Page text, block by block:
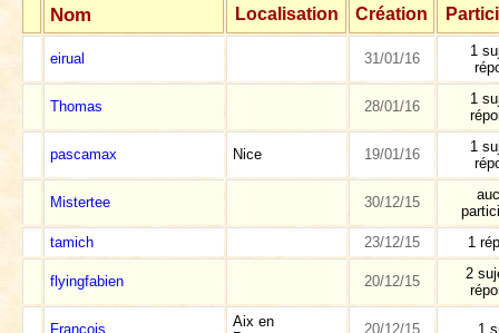
Nom Localisation Création
eirual 31/01/16
1
Thomas 28/01/16
1
pascamax Nice 19/01/16
1
Mistertee 30/12/15
tamich
23/12/15 1
flyingfabien 20/12/15
2
Francois
Aix en
20/12/15 1